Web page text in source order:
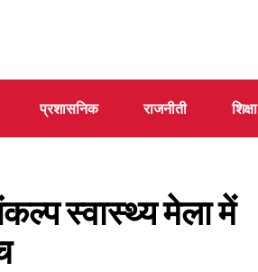
प्रशासनिक राजनीती शिक्षा
स्वास्थ्य मेला में